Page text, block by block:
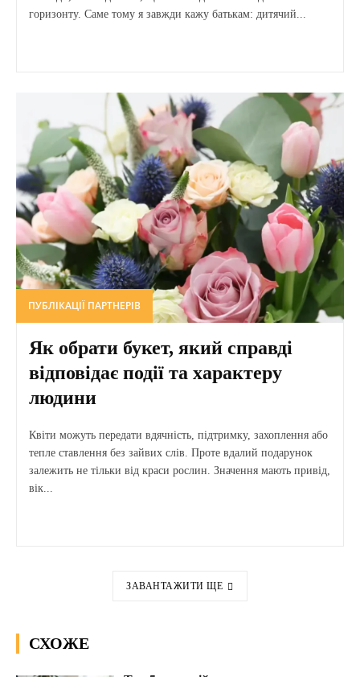
горизонту. Саме тому я завжди кажу батькам: дитячий...
ПУБЛІКАЦІЇ ПАРТНЕРІВ
Як обрати букет, який справді
відповідає події та характеру
людини
Квіти можуть передати вдячність, підтримку, захоплення або
тепле ставлення без зайвих слів. Проте вдалий подарунок
залежить не тільки від краси рослин. Значення мають привід,
вік...
ЗАВАНТАЖИТИ ЩЕ
СХОЖЕ